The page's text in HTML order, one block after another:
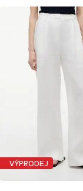
VÝPRODEJ